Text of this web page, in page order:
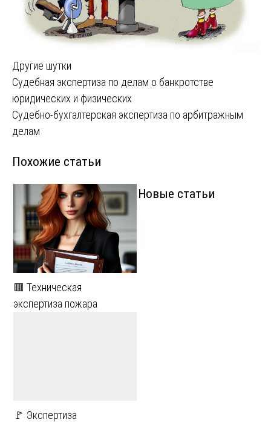
Другие шутки
Навигация
по
записям
Судебная экспертиза по делам о банкротстве
юридических и физических
Судебно-бухгалтерская экспертиза по арбитражным
делам
Похожие статьи
🟥 Техническая
экспертиза пожара
🚩 Экспертиза
Новые статьи